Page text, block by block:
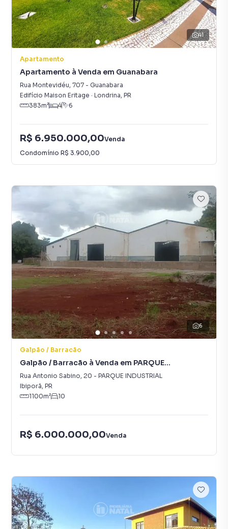
41
Apartamento
Apartamento à Venda em Guanabara
Rua Montevidéu, 707 - Guanabara
Edifício Maison Eritage · Londrina, PR
383m² 4 6
R$ 6.950.000,00Venda
Condomínio R$ 3.900,00
6
Galpão / Barracão
Galpão / Barracão à Venda em PARQUE
INDUSTRIAL
Rua Antonio Sabino, 20 - PARQUE INDUSTRIAL
Ibiporã, PR
1100m² 10
R$ 6.000.000,00Venda